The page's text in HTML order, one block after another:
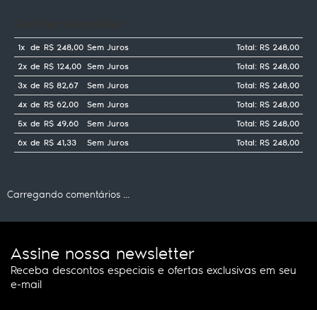
1x de R$ 248,00 Sem Juros
Total: R$ 248,00
2x de R$ 124,00 Sem Juros
Total: R$ 248,00
3x de R$ 82,67 Sem Juros
Total: R$ 248,00
4x de R$ 62,00 Sem Juros
Total: R$ 248,00
5x de R$ 49,60 Sem Juros
Total: R$ 248,00
6x de R$ 41,33 Sem Juros Total: R$ 248,00
Carregando comentários ...
Assine nossa newsletter
Receba descontos especiais e ofertas exclusivas em seu
e-mail